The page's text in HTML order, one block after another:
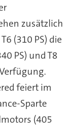
zusätzlich
(310 PS) die
PS) und T8
feiert im
Sparte
(405